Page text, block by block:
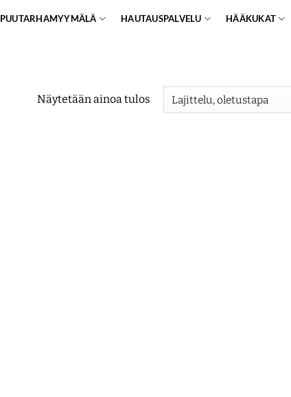
PUUTARHAMYYMÄLÄ HAUTAUSPALVELU HÄÄKUKAT
Näytetään ainoa tulos